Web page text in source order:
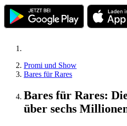
Promi und Show
Bares für Rares
Bares für Rares:
über sechs